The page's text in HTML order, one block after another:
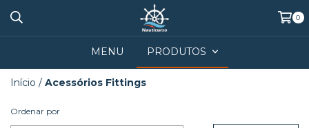
0
MENU PRODUTOS
Início / Acessórios Fittings
Ordenar por